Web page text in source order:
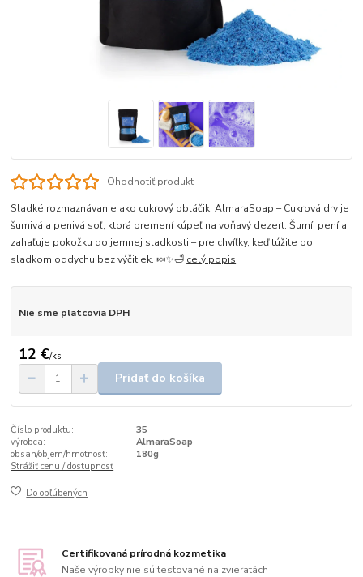
Ohodnotiť produkt
Sladké rozmaznávanie ako cukrový obláčik. AlmaraSoap – Cukrová drv je
šumivá a penivá soľ, ktorá premení kúpeľ na voňavý dezert. Šumí, pení a
zahaľuje pokožku do jemnej sladkosti – pre chvíľky, keď túžite po
sladkom oddychu bez výčitiek. 🍬✨🛁 celý popis
Nie sme platcovia DPH
12 €/ks
Pridať do košíka
Číslo produktu:
35
výrobca:
AlmaraSoap
obsah/objem/hmotnosť:
180g
Strážiť cenu / dostupnosť
Do obľúbených
Certifikovaná prírodná kozmetika
Naše výrobky nie sú testované na zvieratách